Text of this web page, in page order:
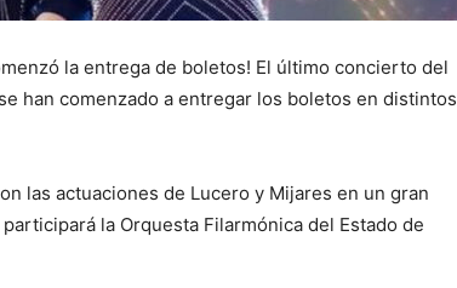
la entrega de boletos! El último concierto del
han comenzado a entregar los boletos en distintos
las actuaciones de Lucero y Mijares en un gran
la Orquesta Filarmónica del Estado de